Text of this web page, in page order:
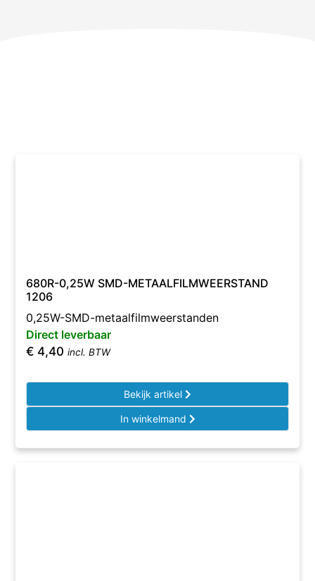
680R-0,25W SMD-METAALFILMWEERSTAND
1206
0,25W-SMD-metaalfilmweerstanden
Direct leverbaar
€ 4,40 incl. BTW
Bekijk artikel
In winkelmand